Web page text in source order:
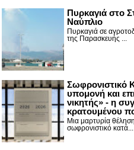
Πυρκαγιά στο
Ναύπλιο
Πυρκαγιά σε
της Παρασκευής ...
Σωφρονιστικό
υπομονή και
νικητής» - η
κρατουμένου
Μια μαρτυρία
σωφρονιστικό κατά...